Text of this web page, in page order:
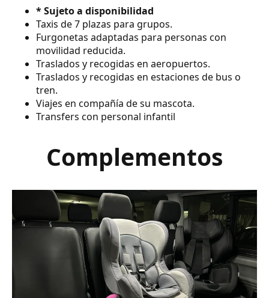
* Sujeto a disponibilidad
Taxis de 7 plazas para grupos.
Furgonetas adaptadas para personas con
movilidad reducida.
Traslados y recogidas en aeropuertos.
Traslados y recogidas en estaciones de bus o
tren.
Viajes en compañía de su mascota.
Transfers con personal infantil
Complementos